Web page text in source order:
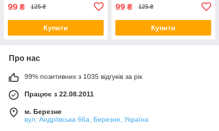
99 ₴ 125 ₴
Купити
99 ₴ 125 ₴
Купити
Про нас
99% позитивних з 1035 відгуків за рік
Працює з 22.08.2011
м. Березне
вул. Андріївська 66а, Березне, Україна